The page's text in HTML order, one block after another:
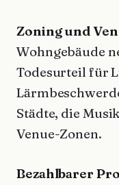
Zoning und
Wohngebäude
Todesurteil für
Städte, die
Venue-Zonen.
Bezahlbarer